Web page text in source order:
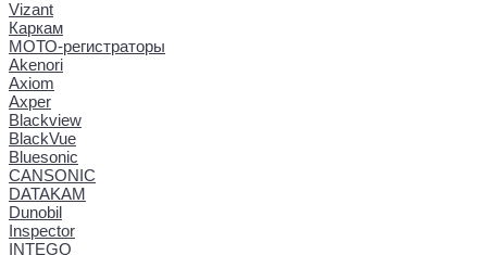
Vizant
Каркам
МОТО-регистраторы
Akenori
Axiom
Axper
Blackview
BlackVue
Bluesonic
CANSONIC
DATAKAM
Dunobil
Inspector
INTEGO